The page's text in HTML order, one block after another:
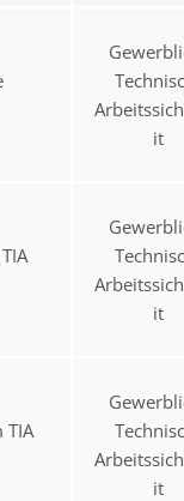
it
it
TIA
it